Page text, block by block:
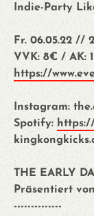
Indie-Party
Fr. 06.05.22 //
VVK: 8€ / AK:
https://
Instagram:
Spotify:
THE EARLY
Präsentiert
--------------